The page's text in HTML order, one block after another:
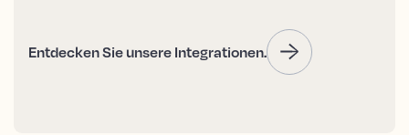
Entdecken Sie unsere Integrationen.